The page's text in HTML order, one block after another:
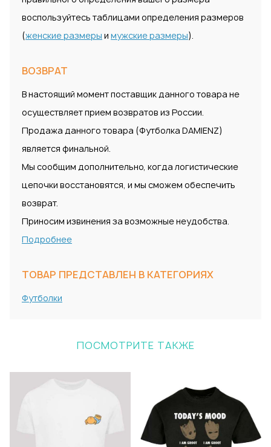
воспользуйтесь таблицами определения размеров
(женские размеры и мужские размеры).
ВОЗВРАТ
В настоящий момент поставщик данного товара не
осуществляет прием возвратов из России.
Продажа данного товара (Футболка DAMIENZ)
является финальной.
Мы сообщим дополнительно, когда логистические
цепочки восстановятся, и мы сможем обеспечить
возврат.
Приносим извинения за возможные неудобства.
Подробнее
ТОВАР ПРЕДСТАВЛЕН В КАТЕГОРИЯХ
Футболки
ПОСМОТРИТЕ ТАКЖЕ